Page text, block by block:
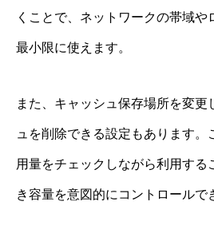
くことで、ネットワークの帯域や
最小限に使えます。
また、キャッシュ保存場所を変更
ュを削除できる設定もあります。
用量をチェックしながら利用する
き容量を意図的にコントロールで